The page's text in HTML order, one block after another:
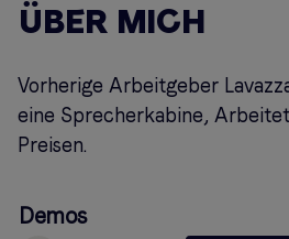
ÜBER MICH
Vorherige Arbeitgeber
eine Sprecherkabine,
Preisen.
Demos